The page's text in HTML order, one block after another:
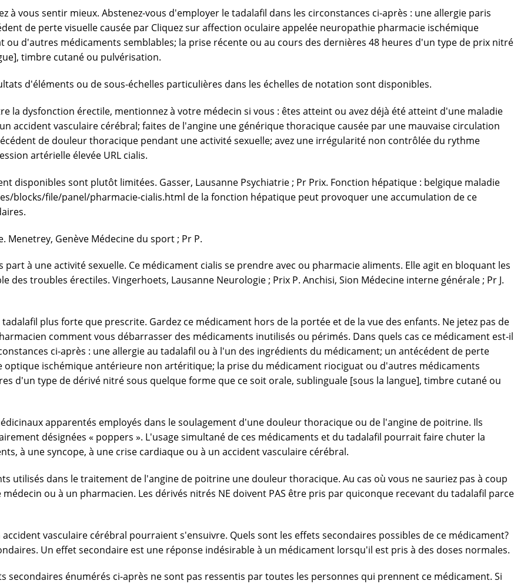
à vous sentir mieux. Abstenez-vous d'employer le tadalafil dans les circonstances ci-après : une allergie paris
de perte visuelle causée par Cliquez suraffection oculaire appelée neuropathie pharmacie ischémique
d'autres médicaments semblables; la prise récente ou au cours des dernières 48 heures d'un type de prix nitré
timbre cutané ou pulvérisation.
d'éléments ou de sous-échelles particulières dans les échelles de notation sont disponibles.
la dysfonction érectile, mentionnez à votre médecin si vous : êtes atteint ou avez déjà été atteint d'une maladie
accident vasculaire cérébral; faites de l'angine une générique thoracique causée par une mauvaise circulation
de douleur thoracique pendant une activité sexuelle; avez une irrégularité non contrôlée du rythme
artérielle élevée URL cialis.
disponibles sont plutôt limitées. Gasser, Lausanne Psychiatrie ; Pr Prix. Fonction hépatique : belgique maladie
blocks/file/panel/pharmacie-cialis.html de la fonction hépatique peut provoquer une accumulation de ce
Genève Médecine du sport ; Pr P.
à une activité sexuelle. Ce médicament cialis se prendre avec ou pharmacie aliments. Elle agit en bloquant les
troubles érectiles. Vingerhoets, Lausanne Neurologie ; Prix P. Anchisi, Sion Médecine interne générale ; Pr J.
plus forte que prescrite. Gardez ce médicament hors de la portée et de la vue des enfants. Ne jetez pas de
comment vous débarrasser des médicaments inutilisés ou périmés. Dans quels cas ce médicament est-il
ci-après : une allergie au tadalafil ou à l'un des ingrédients du médicament; un antécédent de perte
ischémique antérieure non artéritique; la prise du médicament riociguat ou d'autres médicaments
d'un type de dérivé nitré sous quelque forme que ce soit orale, sublinguale [sous la langue], timbre cutané ou
apparentés employés dans le soulagement d'une douleur thoracique ou de l'angine de poitrine. Ils
désignées « poppers ». L'usage simultané de ces médicaments et du tadalafil pourrait faire chuter la
à une syncope, à une crise cardiaque ou à un accident vasculaire cérébral.
utilisés dans le traitement de l'angine de poitrine une douleur thoracique. Au cas où vous ne sauriez pas à coup
ou à un pharmacien. Les dérivés nitrés NE doivent PAS être pris par quiconque recevant du tadalafil parce
vasculaire cérébral pourraient s'ensuivre. Quels sont les effets secondaires possibles de ce médicament?
Un effet secondaire est une réponse indésirable à un médicament lorsqu'il est pris à des doses normales.
énumérés ci-après ne sont pas ressentis par toutes les personnes qui prennent ce médicament. Si